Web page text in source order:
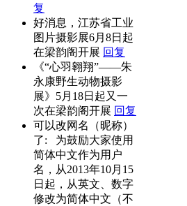
复
好消息，江苏省工业
图片摄影展6月8日起
在梁韵阁开展 回复
《“心羽翱翔”——朱
永康野生动物摄影
展》5月18日起又一
次在梁韵阁开展 回复
可以改网名（昵称）
了: 为鼓励大家使用
简体中文作为用户
名，从2013年10月15
日起，从英文、数字
修改为简体中文（不